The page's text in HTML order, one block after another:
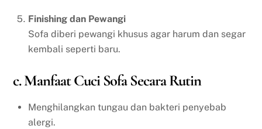
Finishing dan Pewangi
Sofa diberi pewangi khusus agar harum dan segar
kembali seperti baru.
c. Manfaat Cuci Sofa Secara Rutin
Menghilangkan tungau dan bakteri penyebab
alergi.